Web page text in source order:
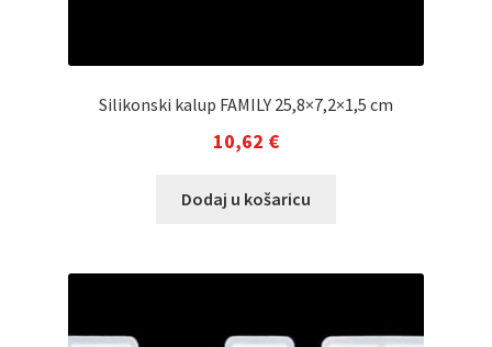
Silikonski kalup FAMILY 25,8×7,2×1,5 cm
10,62 €
Dodaj u košaricu